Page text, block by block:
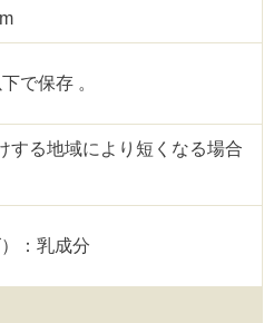
で保存 。
る地域により短くなる場合
：乳成分